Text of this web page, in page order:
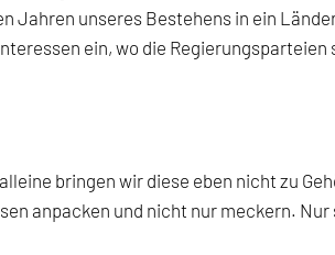
Jahren unseres Bestehens in ein
ein, wo die
bringen wir diese eben nicht zu
anpacken und nicht nur meckern.